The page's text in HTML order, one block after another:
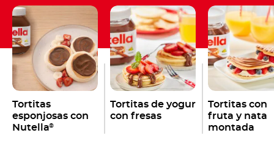
Tortitas
esponjosas con
Nutella®
Tortitas de yogur
con fresas
Tortitas con
fruta y nata
montada